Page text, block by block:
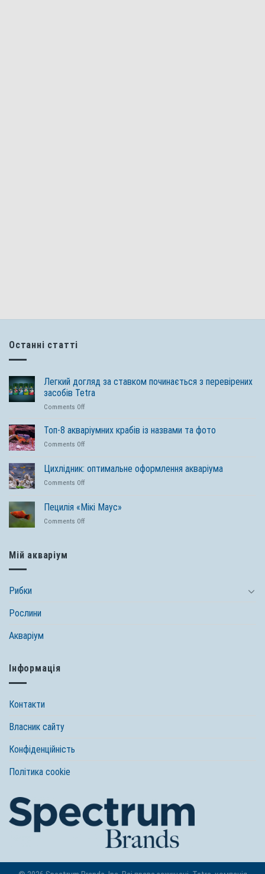
Останні статті
Легкий догляд за ставком починається з перевірених
засобів Tetra
Comments Offon
догляд
за
Топ-8 акваріумних крабів із назвами та фото
Comments Offon
крабів
із
та
Цихлідник: оптимальне оформлення акваріума
Comments Offon
оптимальне
оформлення
акваріума
Пецилія «Мікі Маус»
Comments Offon
Мій акваріум
Рибки
Рослини
Акваріум
Інформація
Контакти
Власник сайту
Конфіденційність
Політика cookie